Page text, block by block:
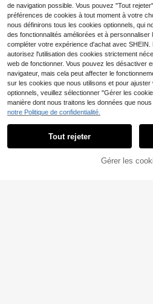
AJOUTER
de navigation possible. Vous pouvez "Tout
préférences de cookies à tout moment à votre
nous définirons tous les cookies optionnels, qui
des fonctionnalités améliorées et à personnaliser
compléter votre expérience d'achat avec
autorisez l'utilisation des cookies strictement
web de fonctionner. Vous pouvez les désactiver
navigateur, mais cela peut affecter le
sur les cookies que nous utilisons et pour
optionnels, veuillez sélectionner "Gérer les
manière dont nous traitons les données que nous
notre Politique de confidentialité.
Tout rejeter
Gérer les